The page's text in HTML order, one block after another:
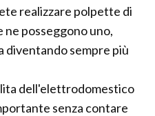
realizzare polpette di
posseggono uno,
diventando sempre più
dell'elettrodomestico
senza contare